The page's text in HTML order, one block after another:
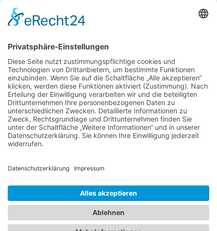
Hechler & Twachtmann Immobilien GmbH
Blockener Str. 4
28816 Stuhr
Schwachhauser Heerstr. 18
28209 Bremen